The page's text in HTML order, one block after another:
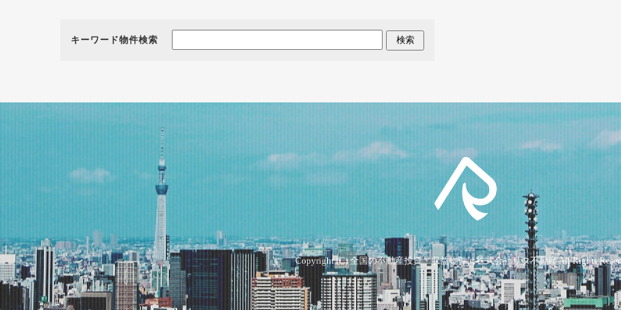
キーワード物件検索 検索
Copyright (C)全国の不動産投資・収益物件は株式会社リタ不動産All Rights